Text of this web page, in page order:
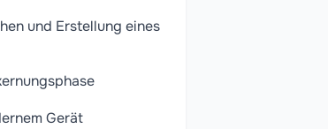
und Erstellung eines
Gerät